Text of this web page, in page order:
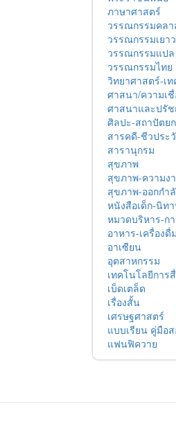
ภาษาศาสตร์
วรรณกรรมคล
วรรณกรรมเยา
วรรณกรรมแปล
วรรณกรรมไทย
วิทยาศาสตร์-เ
ศาสนา/ความเ
ศาสนาและปรั
ศิลปะ-สถาปัตย
สารคดี-ชีวประ
สารานุกรม
สุขภาพ
สุขภาพ-ความง
สุขภาพ-ออกกำ
หนังสือเด็ก-นิท
หมวดบริหาร-ก
อาหาร-เครื่องดื่ม
อาเซียน
อุตสาหกรรม
เทคโนโลยีการ
เบ็ดเตล็ด
เรื่องสั้น
เศรษฐศาสตร์
แบบเรียน คู่มือ
แฟนฟิควาย